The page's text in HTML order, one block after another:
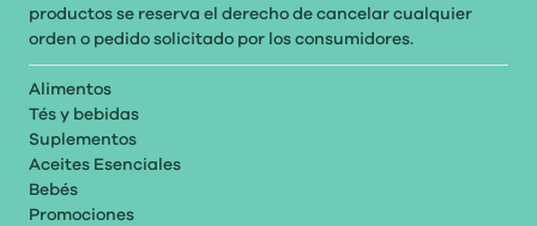
productos se reserva el derecho de cancelar cualquier
orden o pedido solicitado por los consumidores.
Alimentos
Tés y bebidas
Suplementos
Aceites Esenciales
Bebés
Promociones